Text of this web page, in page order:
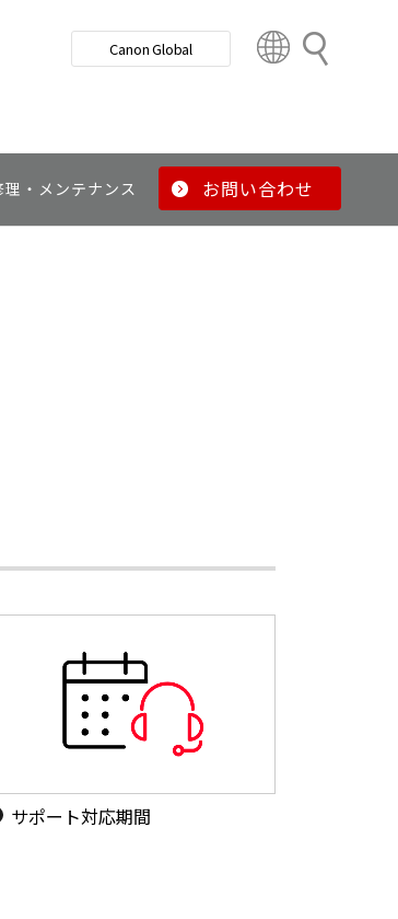
検
Canon Global
t
y
理・メンテナンス お問い合わせ
サポート対応期間